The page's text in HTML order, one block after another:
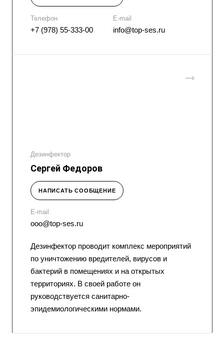
Телефон
+7 (978) 55-333-00
E-mail
info@top-ses.ru
Дезинфектор
Сергей Федоров
НАПИСАТЬ СООБЩЕНИЕ
E-mail
ooo@top-ses.ru
Дезинфектор проводит комплекс мероприятий
по уничтожению вредителей, вирусов и
бактерий в помещениях и на открытых
территориях. В своей работе он
руководствуется санитарно-
эпидемиологическими нормами.